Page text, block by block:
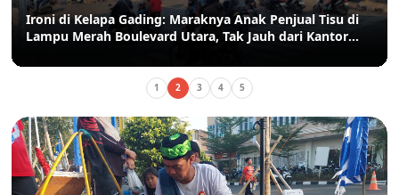
Ironi di Kelapa Gading: Maraknya Anak Penjual Tisu di
Lampu Merah Boulevard Utara, Tak Jauh dari Kantor
1 2 3 4 5